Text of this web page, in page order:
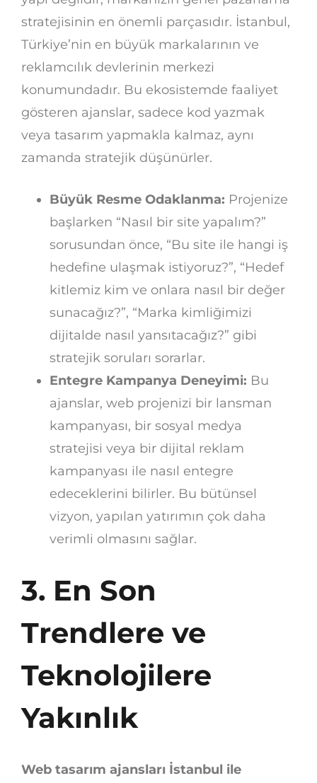
stratejisinin en önemli parçasıdır. İstanbul,
Türkiye’nin en büyük markalarının ve
reklamcılık devlerinin merkezi
konumundadır. Bu ekosistemde faaliyet
gösteren ajanslar, sadece kod yazmak
veya tasarım yapmakla kalmaz, aynı
zamanda stratejik düşünürler.
Büyük Resme Odaklanma: Projenize
başlarken “Nasıl bir site yapalım?”
sorusundan önce, “Bu site ile hangi iş
hedefine ulaşmak istiyoruz?”, “Hedef
kitlemiz kim ve onlara nasıl bir değer
sunacağız?”, “Marka kimliğimizi
dijitalde nasıl yansıtacağız?” gibi
stratejik soruları sorarlar.
Entegre Kampanya Deneyimi: Bu
ajanslar, web projenizi bir lansman
kampanyası, bir sosyal medya
stratejisi veya bir dijital reklam
kampanyası ile nasıl entegre
edeceklerini bilirler. Bu bütünsel
vizyon, yapılan yatırımın çok daha
verimli olmasını sağlar.
3. En Son
Trendlere ve
Teknolojilere
Yakınlık
Web tasarım ajansları İstanbul ile